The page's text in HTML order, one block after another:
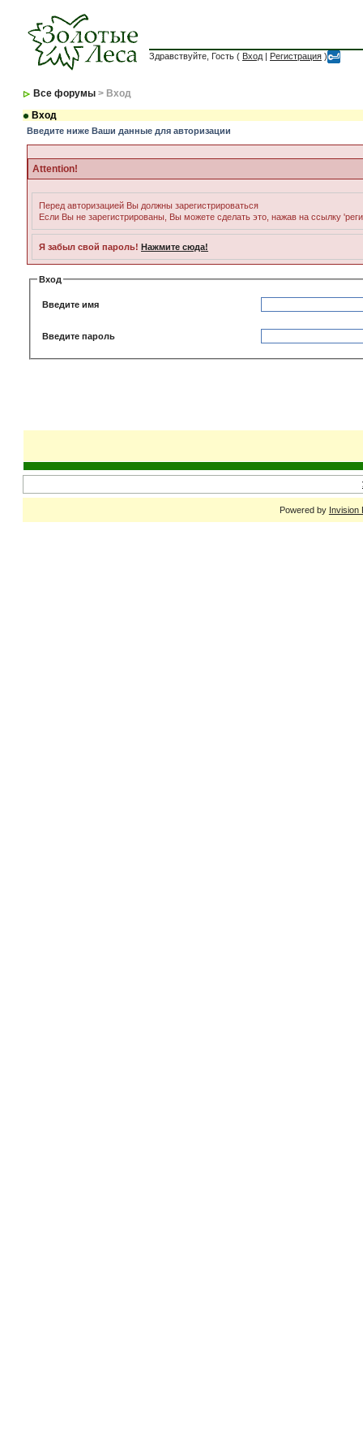
Здравствуйте, Гость ( Вход | Регистрация )
Все форумы > Вход
Вход
Введите ниже Ваши данные для авторизации
Attention!
Перед авторизацией Вы должны зарегистрироваться
Если Вы не зарегистрированы, Вы можете сделать это, нажав на ссылку
Я забыл свой пароль! Нажмите сюда!
Вход
Введите имя
Введите пароль
Powered by Invision